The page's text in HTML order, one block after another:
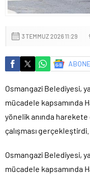
Başkan Altay:
bu yıl itibariyle
3 TEMMUZ 2026 11:29
Osmangazi Belediyesi,
mücadele kapsamında
yönelik anında
çalışması gerçekleştirdi.
Osmangazi Belediyesi,
mücadele kapsamında